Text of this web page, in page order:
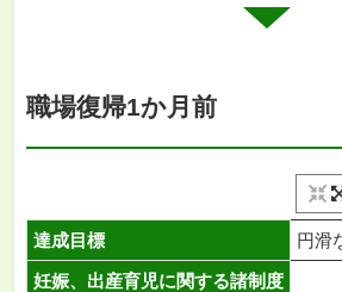
職場復帰1か月前
達成目標
円滑
妊娠、出産育児に関する諸制度